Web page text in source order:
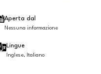
Aperta dal
Nessuna informazione
Lingue
Inglese, Italiano